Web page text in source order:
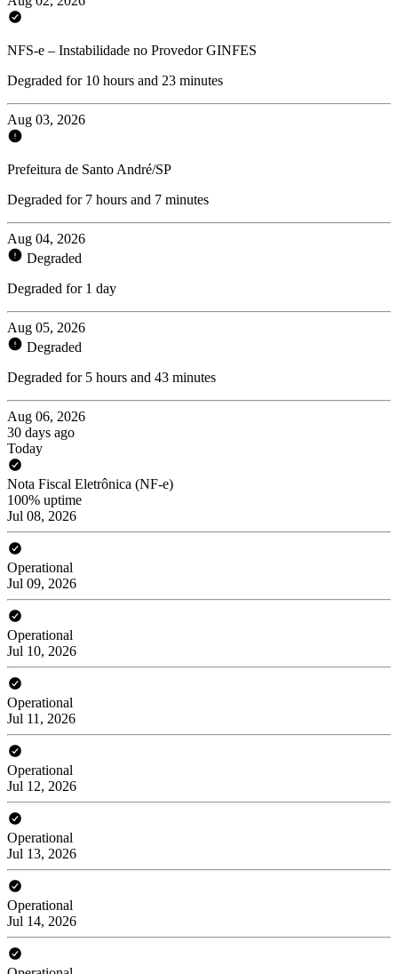
NFS-e – Instabilidade no Provedor GINFES
Degraded for 10 hours and 23 minutes
Aug 03, 2026
Prefeitura de Santo André/SP
Degraded for 7 hours and 7 minutes
Aug 04, 2026
Degraded
Degraded for 1 day
Aug 05, 2026
Degraded
Degraded for 5 hours and 43 minutes
Aug 06, 2026
30 days ago
Today
Nota Fiscal Eletrônica (NF-e)
100% uptime
Jul 08, 2026
Operational
Jul 09, 2026
Operational
Jul 10, 2026
Operational
Jul 11, 2026
Operational
Jul 12, 2026
Operational
Jul 13, 2026
Operational
Jul 14, 2026